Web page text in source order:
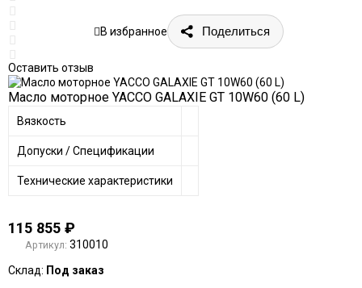
Оставить отзыв
В избранное Поделиться
Масло моторное YACCO GALAXIE GT 10W60 (60 L)
Вязкость
Допуски / Спецификации
Технические характеристики
115 855 ₽
Артикул: 310010
Склад: Под заказ